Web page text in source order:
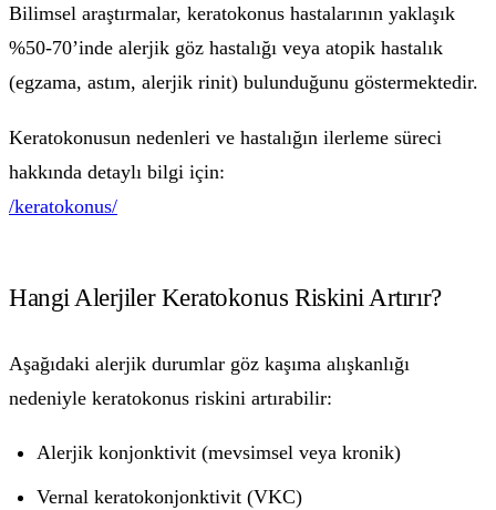
Bilimsel araştırmalar, keratokonus hastalarının yaklaşık
%50-70’inde alerjik göz hastalığı veya atopik hastalık
(egzama, astım, alerjik rinit) bulunduğunu göstermektedir.
Keratokonusun nedenleri ve hastalığın ilerleme süreci
hakkında detaylı bilgi için:
/keratokonus/
Hangi Alerjiler Keratokonus Riskini Artırır?
Aşağıdaki alerjik durumlar göz kaşıma alışkanlığı
nedeniyle keratokonus riskini artırabilir:
Alerjik konjonktivit (mevsimsel veya kronik)
Vernal keratokonjonktivit (VKC)